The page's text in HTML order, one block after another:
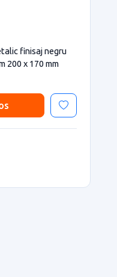
finisaj negru
200 x 170 mm